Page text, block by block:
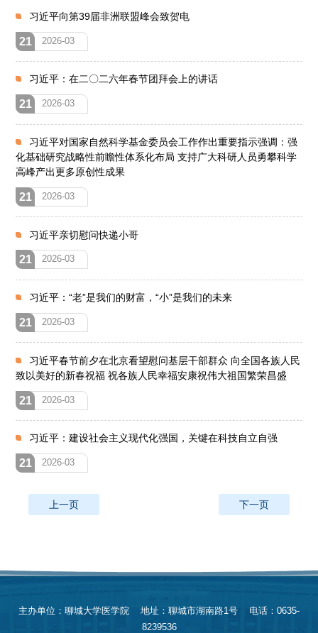
习近平向第39届非洲联盟峰会致贺电
21 2026-03
习近平：在二〇二六年春节团拜会上的讲话
21 2026-03
习近平对国家自然科学基金委员会工作作出重要指示强调：强
化基础研究战略性前瞻性体系化布局 支持广大科研人员勇攀科学
高峰产出更多原创性成果
21 2026-03
习近平亲切慰问快递小哥
21 2026-03
习近平：“老”是我们的财富，“小”是我们的未来
21 2026-03
习近平春节前夕在北京看望慰问基层干部群众 向全国各族人民
致以美好的新春祝福 祝各族人民幸福安康祝伟大祖国繁荣昌盛
21 2026-03
习近平：建设社会主义现代化强国，关键在科技自立自强
21 2026-03
上一页 下一页
主办单位：聊城大学医学院 地址：聊城市湖南路1号 电话：0635-
8239536